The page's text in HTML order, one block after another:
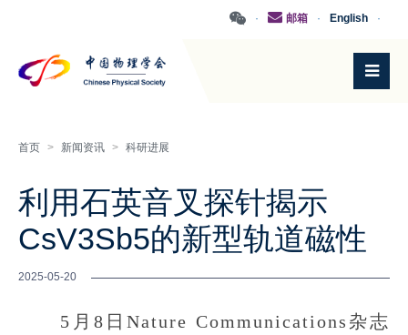
·
English
·
邮箱
·
首页 > 新闻资讯 > 科研进展
利用石英音叉探针揭示
CsV3Sb5的新型轨道磁性
2025-05-20
5月8日Nature Communications杂志